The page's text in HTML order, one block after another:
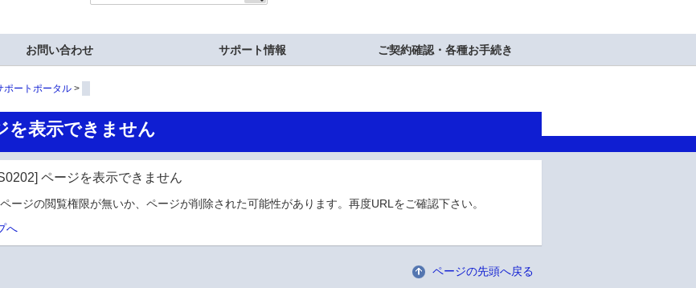
お問い合わせ サポート情報 ご契約確認・各種お手続き
ポートポータル
を表示できません
ページを表示できません
ージの閲覧権限が無いか、ページが削除された可能性があります。再度URLをご確認下さい。
へ
ページの先頭へ戻る